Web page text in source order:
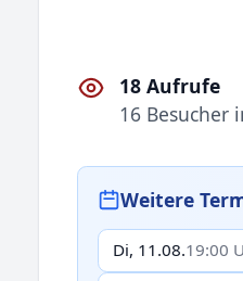
18 Aufrufe
16 Besucher
Weitere
Di, 11.08.19:00